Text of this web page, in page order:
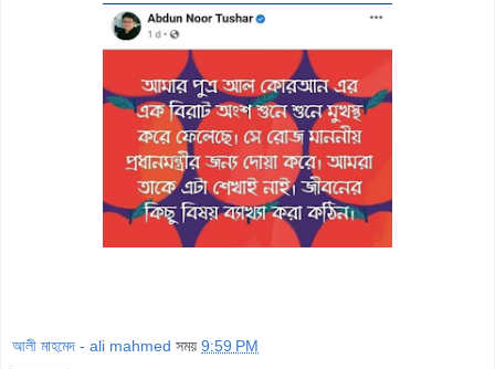
আলী মাহমেদ - ali mahmed সময় 9:59 PM